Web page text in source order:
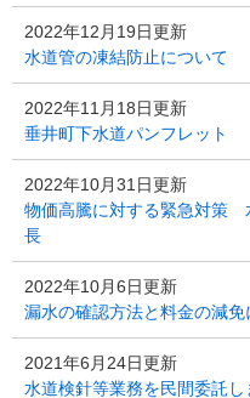
2022年12月19日更新
水道管の凍結防止について
2022年11月18日更新
垂井町下水道パンフレット
2022年10月31日更新
物価高騰に対する緊急対策
長
2022年10月6日更新
漏水の確認方法と料金の減免
2021年6月24日更新
水道検針等業務を民間委託し